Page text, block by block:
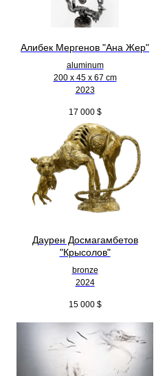
Алибек Мергенов "Ана Жер"
aluminum
200 х 45 х 67 cm
2023
17 000 $
Даурен Досмагамбетов
"Крысолов"
bronze
2024
15 000 $